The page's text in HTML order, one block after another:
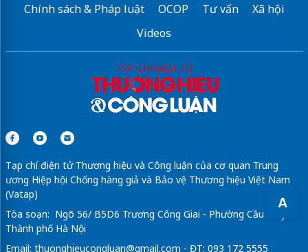
A
in hộp giấy theo yêu cầu tphcm
Sửa máy rửa bát bosch
Chính sách & Pháp luật
OCOP Tư vấn
Xã hội
Videos
Tạp chí điện tử Thương hiệu và Công luận của cơ quan Trung
ương Hiệp hội Chống hàng giả và Bảo vệ Thương hiệu Việt Nam
(Vatap)
Tòa soạn: Ngõ 56/ B5D6 Trương Công Giai - Phường Cầu Giấy -
Thành phố Hà Nội
Email: thuonghieucongluan@gmail.com - ĐT: 093 172 5555